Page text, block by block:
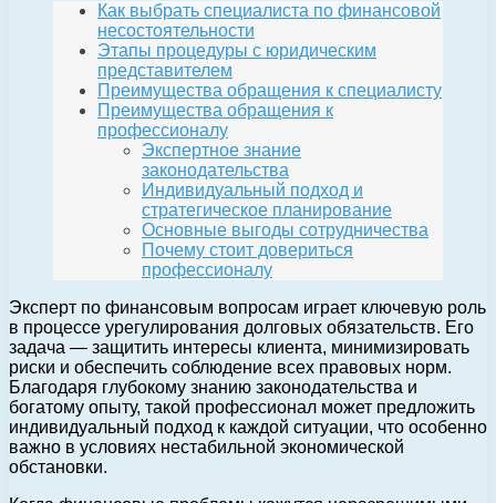
Как выбрать специалиста по финансовой
несостоятельности
Этапы процедуры с юридическим
представителем
Преимущества обращения к специалисту
Преимущества обращения к
профессионалу
Экспертное знание
законодательства
Индивидуальный подход и
стратегическое планирование
Основные выгоды сотрудничества
Почему стоит довериться
профессионалу
Эксперт по финансовым вопросам играет ключевую роль
в процессе урегулирования долговых обязательств. Его
задача — защитить интересы клиента, минимизировать
риски и обеспечить соблюдение всех правовых норм.
Благодаря глубокому знанию законодательства и
богатому опыту, такой профессионал может предложить
индивидуальный подход к каждой ситуации, что особенно
важно в условиях нестабильной экономической
обстановки.